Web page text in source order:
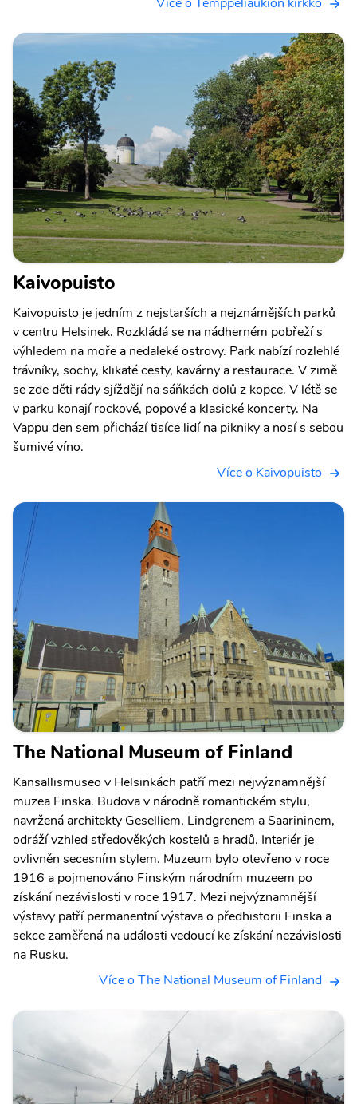
Kaivopuisto
Kaivopuisto je jedním z nejstarších a nejznámějších parků
v centru Helsinek. Rozkládá se na nádherném pobřeží s
výhledem na moře a nedaleké ostrovy. Park nabízí rozlehlé
trávníky, sochy, klikaté cesty, kavárny a restaurace. V zimě
se zde děti rády sjíždějí na sáňkách dolů z kopce. V létě se
v parku konají rockové, popové a klasické koncerty. Na
Vappu den sem přichází tisíce lidí na pikniky a nosí s sebou
šumivé víno.
Více o Kaivopuisto
The National Museum of Finland
Kansallismuseo v Helsinkách patří mezi nejvýznamnější
muzea Finska. Budova v národně romantickém stylu,
navržená architekty Geselliem, Lindgrenem a Saarininem,
odráží vzhled středověkých kostelů a hradů. Interiér je
ovlivněn secesním stylem. Muzeum bylo otevřeno v roce
1916 a pojmenováno Finským národním muzeem po
získání nezávislosti v roce 1917. Mezi nejvýznamnější
výstavy patří permanentní výstava o předhistorii Finska a
sekce zaměřená na události vedoucí ke získání nezávislosti
na Rusku.
Více o The National Museum of Finland